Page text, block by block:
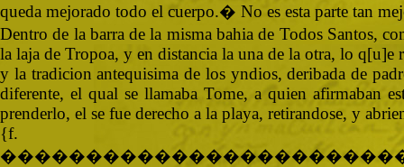
queda mejorado todo el cuerpo.� No es esta parte tan
Dentro de la barra de la misma bahia de Todos Santos,
la laja de Tropoa, y en distancia la una de la otra, lo
y la tradicion antequisima de los yndios, deribada de
diferente, el qual se llamaba Tome, a quien afirmaban
prenderlo, el se fue derecho a la playa, retirandose, y